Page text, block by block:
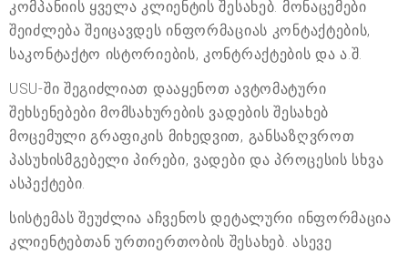
კომპანიის ყველა კლიენტის შესახებ. მონაცემები
შეიძლება შეიცავდეს ინფორმაციას კონტაქტების,
საკონტაქტო ისტორიების, კონტრაქტების და ა.შ.
USU-ში შეგიძლიათ დააყენოთ ავტომატური
შეხსენებები მომსახურების ვადების შესახებ
მოცემული გრაფიკის მიხედვით, განსაზღვროთ
პასუხისმგებელი პირები, ვადები და პროცესის სხვა
ასპექტები.
სისტემას შეუძლია აჩვენოს დეტალური ინფორმაცია
კლიენტებთან ურთიერთობის შესახებ. ასევე